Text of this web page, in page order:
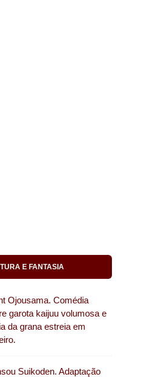
E FANTASIA
Ojousama. Comédia
garota kaijuu volumosa e
da grana estreia em
Suikoden. Adaptação